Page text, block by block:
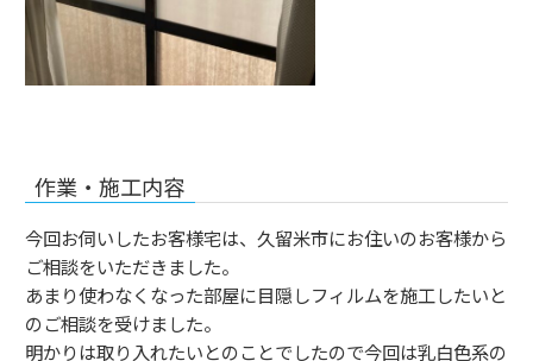
作業・施工内容
今回お伺いしたお客様宅は、久留米市にお住いのお客様から
ご相談をいただきました。
あまり使わなくなった部屋に目隠しフィルムを施工したいと
のご相談を受けました。
明かりは取り入れたいとのことでしたので今回は乳白色系の